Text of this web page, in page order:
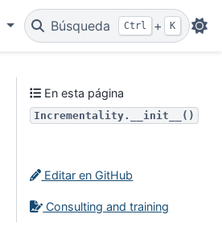
Búsqueda Ctrl + K
En esta página
Incrementality.__init__()
Editar en GitHub
Consulting and training